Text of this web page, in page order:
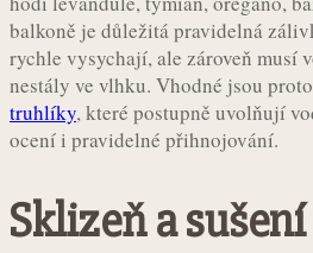
balkoně je důležitá pravidelná
rychle vysychají, ale zároveň musí
nestály ve vlhku. Vhodné jsou proto
truhlíky, které postupně uvolňují
ocení i pravidelné přihnojování.
Sklizeň a sušení